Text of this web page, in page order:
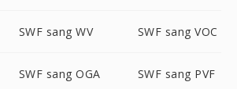
SWF sang WV SWF sang VOC
SWF sang OGA SWF sang PVF